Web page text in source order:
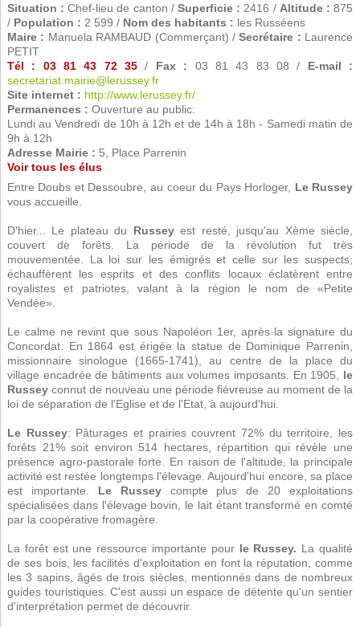
Situation : Chef-lieu de canton /Superficie : 2416 / Altitude : 875
/ Population : 2 599 / Nom des habitants : les Russéens
Maire : Manuela RAMBAUD (Commerçant) /Secrétaire : Laurence
PETIT
Tél : 03 81 43 72 35 / Fax : 03 81 43 83 08 / E-mail :
secretariat.mairie@lerussey.fr
Site internet : http://www.lerussey.fr/
Permanences : Ouverture au public:
Lundi au Vendredi de 10h à 12h et de 14h à 18h - Samedi matin de
9h à 12h
Adresse Mairie : 5, Place Parrenin
Voir tous les élus
Entre Doubs et Dessoubre, au coeur du Pays Horloger, Le Russey
vous accueille.
D'hier... Le plateau du Russeyest resté, jusqu'au Xème siècle,
couvert de forêts. La période de la révolution fut très
mouvementée. La loi sur les émigrés et celle sur les suspects,
échauffèrent les esprits et des conflits locaux éclatèrent entre
royalistes et patriotes, valant à la région le nom de «Petite
Vendée».
Le calme ne revint que sous Napoléon 1er, après la signature du
Concordat. En 1864 est érigée la statue de Dominique Parrenin,
missionnaire sinologue (1665-1741), au centre de la place du
village encadrée de bâtiments aux volumes imposants. En 1905,
le
Russeyconnut de nouveau une période fiévreuse au moment de la
loi de séparation de l'Eglise et de l'Etat, à aujourd'hui.
Le Russey: Pâturages et prairies couvrent 72% du territoire, les
forêts 21% soit environ 514 hectares, répartition qui révèle une
présence agro-pastorale forte. En raison de l'altitude, la principale
activité est restée longtemps l'élevage. Aujourd'hui encore, sa place
est importante.
Le Russeycompte plus de 20 exploitations
spécialisées dans l'élevage bovin, le lait étant transformé en comté
par la coopérative fromagère.
La forêt est une ressource importante pourle Russey. La qualité
de ses bois, les facilités d'exploitation en font la réputation, comme
les 3 sapins, âgés de trois siècles, mentionnés dans de nombreux
guides touristiques. C'est aussi un espace de détente qu'un sentier
d'interprétation permet de découvrir.